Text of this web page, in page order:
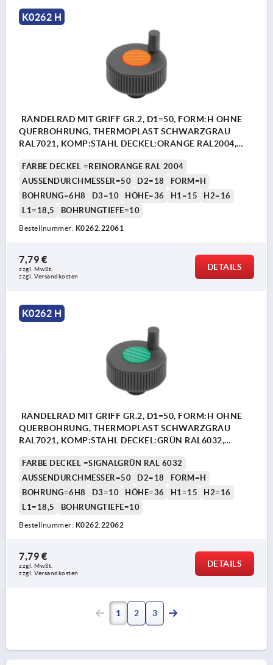
K0262 H
RÄNDELRAD MIT GRIFF GR.2, D1=50, FORM:H OHNE
QUERBOHRUNG, THERMOPLAST SCHWARZGRAU
RAL7021, KOMP:STAHL DECKEL:ORANGE RAL2004,
FARBE DECKEL =REINORANGE RAL 2004
AUSSENDURCHMESSER=50
D2=18
FORM=H
BOHRUNG=6H8
D3=10 HÖHE=36 H1=15
H2=16
L1=18,5
BOHRUNGTIEFE=10
Bestellnummer: K0262.22061
7,79 €
zzgl. MwSt.
zzgl. Versandkosten
DETAILS
K0262 H
RÄNDELRAD MIT GRIFF GR.2, D1=50, FORM:H OHNE
QUERBOHRUNG, THERMOPLAST SCHWARZGRAU
RAL7021, KOMP:STAHL DECKEL:GRÜN RAL6032,
FARBE DECKEL =SIGNALGRÜN RAL 6032
AUSSENDURCHMESSER=50
D2=18
FORM=H
BOHRUNG=6H8
D3=10 HÖHE=36 H1=15
H2=16
L1=18,5
BOHRUNGTIEFE=10
Bestellnummer: K0262.22062
7,79 €
zzgl. MwSt.
zzgl. Versandkosten
DETAILS
1 2 3